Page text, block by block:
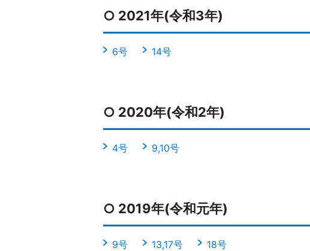
○ 2021年(令和3年)
6号 14号
○ 2020年(令和2年)
4号 9,10号
○ 2019年(令和元年)
9号 13,17号 18号